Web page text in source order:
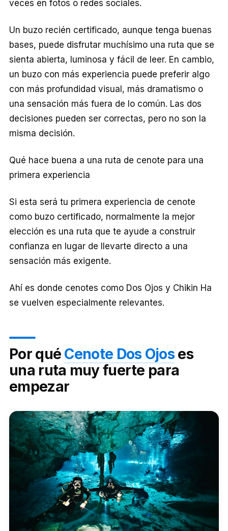
veces en fotos o redes sociales.
Un buzo recién certificado, aunque tenga buenas
bases, puede disfrutar muchísimo una ruta que se
sienta abierta, luminosa y fácil de leer. En cambio,
un buzo con más experiencia puede preferir algo
con más profundidad visual, más dramatismo o
una sensación más fuera de lo común. Las dos
decisiones pueden ser correctas, pero no son la
misma decisión.
Qué hace buena a una ruta de cenote para una
primera experiencia
Si esta será tu primera experiencia de cenote
como buzo certificado, normalmente la mejor
elección es una ruta que te ayude a construir
confianza en lugar de llevarte directo a una
sensación más exigente.
Ahí es donde cenotes como Dos Ojos y Chikin Ha
se vuelven especialmente relevantes.
Por qué Cenote Dos Ojoses
una ruta muy fuerte para
empezar